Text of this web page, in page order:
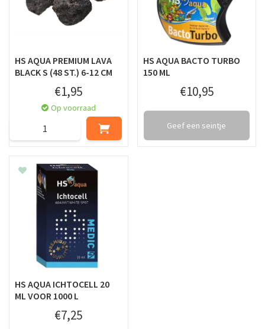
HS AQUA PREMIUM LAVA
BLACK S (48 ST.) 6-12 CM
€1,95
Op voorraad
HS AQUA BACTO TURBO
150 ML
€10,95
Geef een seintje
HS AQUA ICHTOCELL 20
ML VOOR 1000 L
€7,25